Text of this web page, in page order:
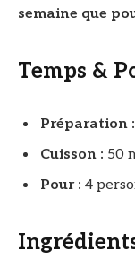
semaine que
Temps &
Préparation :
Cuisson : 50
Pour : 4